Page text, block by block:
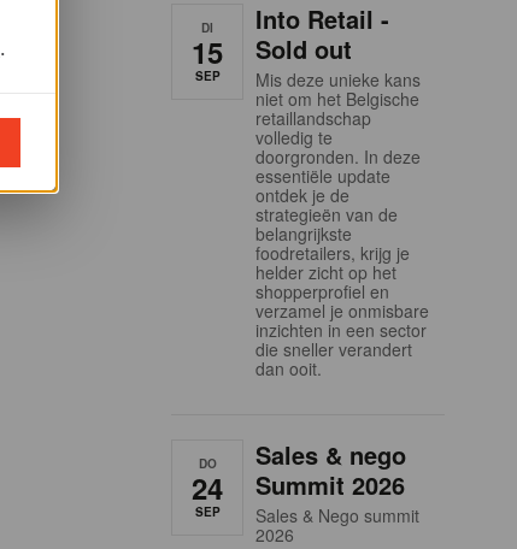
DI
15
SEP
Into Retail -
Sold out
Mis deze unieke kans
niet om het Belgische
retaillandschap
volledig te
doorgronden. In deze
essentiële update
ontdek je de
strategieën van de
belangrijkste
foodretailers, krijg je
helder zicht op het
shopperprofiel en
verzamel je onmisbare
inzichten in een sector
die sneller verandert
dan ooit.
DO
24
SEP
Sales & nego
Summit 2026
Sales & Nego summit
2026
.